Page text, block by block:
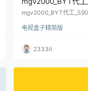
无线_当贝桌面线刷
mgv2000_BYT代工
3个固件)(亲测)
电视盒子精简版
2333it